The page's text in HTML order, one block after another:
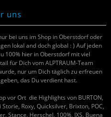
uns
bei uns im Shop in Oberstdorf oder
lokal and doch global : ) Auf jeden
100% hier in Oberstdorf mit viel
für Dich vom ALPTRAUM-Team
nur um Dich täglich zu erfreuen
das Du verdient hast.
vor Ort die Highlights von BURTON,
Roxy, Quicksilver, Brixton, POC,
Stance, Herschel, 100%, IXS, Buena